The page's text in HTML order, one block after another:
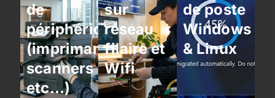
de
périphériques
(imprimantes,
scanners
etc…)
sur
réseau
filaire et
Wifi
de poste
Windows
& Linux